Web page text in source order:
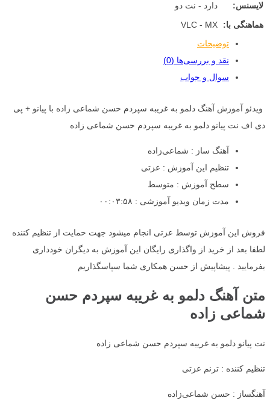
لایسنس:
دارد - نت دو
هماهنگی با:
VLC - MX
توضیحات
نقد و بررسی‌ها (0)
سوال و جواب
ویدئو آموزش آهنگ دلمو به غریبه سپردم حسن شماعی زاده با پیانو + پی
دی اف نت پیانو دلمو به غریبه سپردم حسن شماعی زاده
آهنگ ساز : شماعی‌زاده
تنظیم این آموزش : عزتی
سطح آموزش : متوسط
مدت زمان ویدیو آموزشی : ۰۰:۰۳:۵۸
فروش این آموزش توسط عزتی انجام میشود جهت حمایت از تنظیم کننده
لطفا بعد از خرید از واگذاری رایگان این آموزش به دیگران خودداری
بفرمایید . پیشاپیش از حسن همکاری شما سپاسگذاریم
متن آهنگ دلمو به غریبه سپردم حسن
شماعی زاده
نت پیانو دلمو به غریبه سپردم حسن شماعی زاده
تنظیم کننده : ترنم عزتی
آهنگساز : حسن شماعی‌زاده